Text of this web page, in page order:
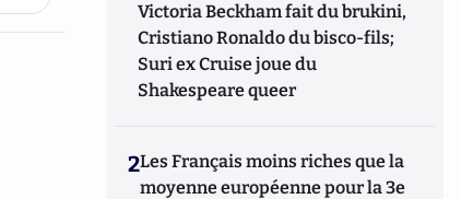
Victoria Beckham fait du brukini,
Cristiano Ronaldo du bisco-fils;
Suri ex Cruise joue du
Shakespeare queer
2Les Français moins riches que la
moyenne européenne pour la 3e